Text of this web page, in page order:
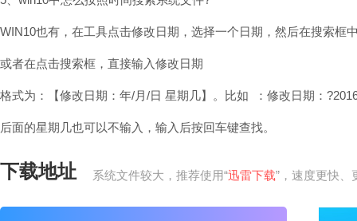
WIN10也有，在工具点击修改日期，选择一个日期，然后在搜索框
或者在点击搜索框，直接输入修改日期
格式为：【修改日期：年/月/日 星期几】。比如 ：修改日期：
后面的星期几也可以不输入，输入后按回车键查找。
下载地址 系统文件较大，推荐使用“迅雷下载”，速度更快、